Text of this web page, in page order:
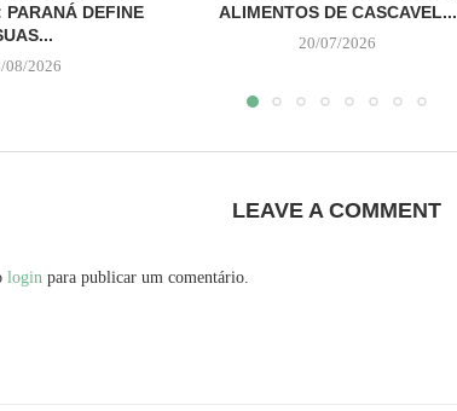
PARANÁ DEFINE
08/2026
ALIMENTOS DE CASCAVEL...
20/07/2026
LEAVE A COMMENT
login para publicar um comentário.